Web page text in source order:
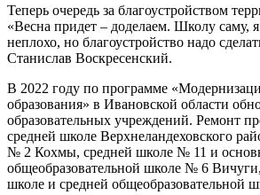
Теперь очередь за благоустройством
«Весна придет – доделаем. Школу саму,
неплохо, но благоустройство надо
Станислав Воскресенский.
В 2022 году по программе
образования» в Ивановской области
образовательных учреждений. Ремонт
средней школе Верхнеландеховского
№ 2 Кохмы, средней школе № 11 и
общеобразовательной школе № 6
школе и средней